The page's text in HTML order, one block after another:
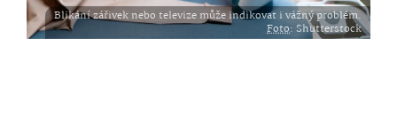
Blikání zářivek nebo televize může indikovat i vážný problém.
Foto: Shutterstock